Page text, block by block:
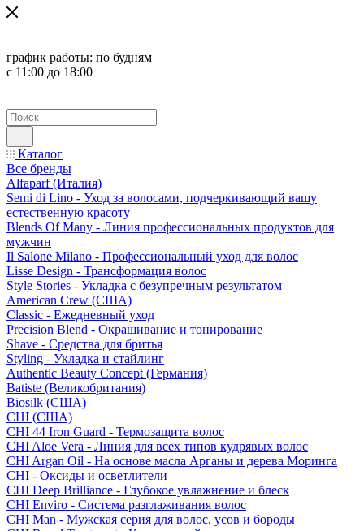
график работы: по будням
с 11:00 до 18:00
Каталог
Все бренды
Alfaparf (Италия)
Semi di Lino - Уход за волосами, подчеркивающий вашу
естественную красоту
Blends Of Many - Линия профессиональных продуктов для
мужчин
Il Salone Milano - Профессиональный уход для волос
Lisse Design - Трансформация волос
Style Stories - Укладка с безупречным результатом
American Crew (США)
Classic - Ежедневный уход
Precision Blend - Окрашивание и тонирование
Shave - Средства для бритья
Styling - Укладка и стайлинг
Authentic Beauty Concept (Германия)
Batiste (Великобритания)
Biosilk (США)
CHI (США)
CHI 44 Iron Guard - Термозащита волос
CHI Aloe Vera - Линия для всех типов кудрявых волос
CHI Argan Oil - На основе масла Арганы и дерева Моринга
CHI - Оксиды и осветлители
CHI Deep Brilliance - Глубокое увлажнение и блеск
CHI Enviro - Система разглаживания волос
CHI Man - Мужская серия для волос, усов и бороды